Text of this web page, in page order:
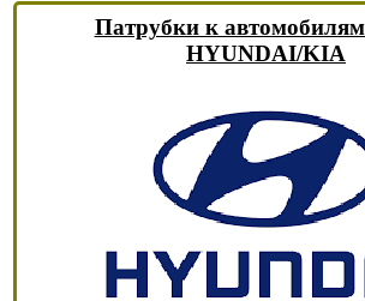
Патрубки к
HYUNDAI/KIA